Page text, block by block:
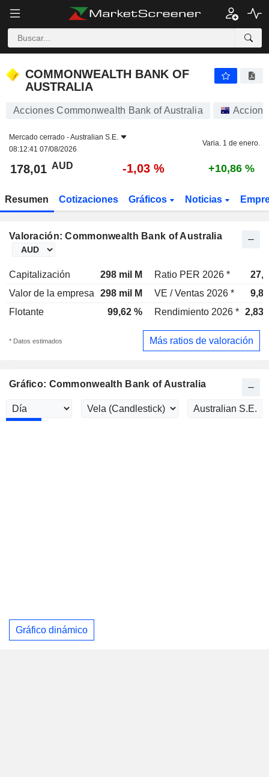
COMMONWEALTH BANK OF
AUSTRALIA
Acciones Commonwealth Bank of Australia
Mercado cerrado -Australian S.E.
08:12:41 07/08/2026
Varia. 1 de enero.
178,01 AUD -1,03 % +10,86 %
Resumen Cotizaciones Gráficos Noticias
Valoración: Commonwealth Bank of Australia
Capitalización 298 mil M Ratio PER 2026 *
Valor de la empresa
298 mil M VE / Ventas 2026 *
Flotante
99,62 % Rendimiento 2026 * 2,83
* Datos estimados Más ratios de valoración
Gráfico: Commonwealth Bank of Australia
Gráfico dinámico